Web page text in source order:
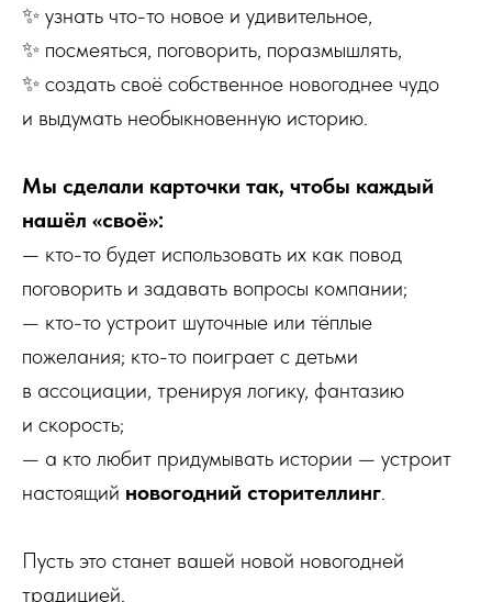
✨ узнать что-то новое и удивительное,
✨ посмеяться, поговорить, поразмышлять,
✨ создать своё собственное новогоднее чудо
и выдумать необыкновенную историю.
Мы сделали карточки так, чтобы каждый
нашёл «своё»:
— кто-то будет использовать их как повод
поговорить и задавать вопросы компании;
— кто-то устроит шуточные или тёплые
пожелания; кто-то поиграет с детьми
в ассоциации, тренируя логику, фантазию
и скорость;
— а кто любит придумывать истории — устроит
настоящий новогодний сторителлинг.
Пусть это станет вашей новой новогодней
традицией.